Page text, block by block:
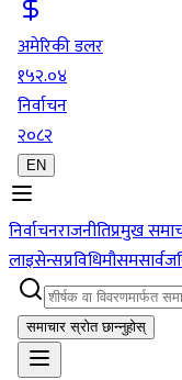
अमेरिकी डलर
१५२.०४
निर्वाचन
२०८२
EN
निर्वाचनराजनीतिप्रमुख
लाइसेन्सप्रविधिमौसम
समाचार स्रोत छान्नुहोस्